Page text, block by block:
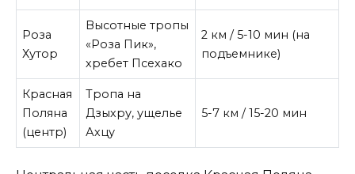
Роза
Хутор
Высотные тропы
«Роза Пик»,
хребет Псехако
2 км / 5-10 мин (на
подъемнике)
Красная
Поляна
(центр)
Тропа на
Дзыхру, ущелье
Ахцу
5-7 км / 15-20 мин